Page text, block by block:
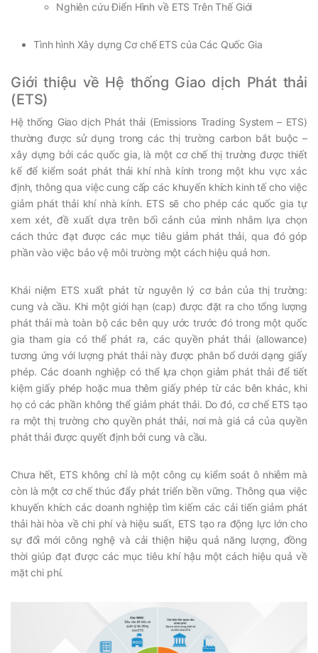
Nghiên cứu Điển Hình về ETS Trên Thế Giới
Tình hình Xây dựng Cơ chế ETS của Các Quốc Gia
Giới thiệu về Hệ thống Giao dịch Phát thải
(ETS)
Hệ thống Giao dịch Phát thải (Emissions Trading System – ETS)
thường được sử dụng trong các thị trường carbon bắt buộc –
xây dựng bởi các quốc gia, là một cơ chế thị trường được thiết
kế để kiểm soát phát thải khí nhà kính trong một khu vực xác
định, thông qua việc cung cấp các khuyến khích kinh tế cho việc
giảm phát thải khí nhà kính. ETS sẽ cho phép các quốc gia tự
xem xét, đề xuất dựa trên bối cảnh của mình nhằm lựa chọn
cách thức đạt được các mục tiêu giảm phát thải, qua đó góp
phần vào việc bảo vệ môi trường một cách hiệu quả hơn.
Khái niệm ETS xuất phát từ nguyên lý cơ bản của thị trường:
cung và cầu. Khi một giới hạn (cap) được đặt ra cho tổng lượng
phát thải mà toàn bộ các bên quy ước trước đó trong một quốc
gia tham gia có thể phát ra, các quyền phát thải (allowance)
tương ứng với lượng phát thải này được phân bổ dưới dạng giấy
phép. Các doanh nghiệp có thể lựa chọn giảm phát thải để tiết
kiệm giấy phép hoặc mua thêm giấy phép từ các bên khác, khi
họ có các phần không thể giảm phát thải. Do đó, cơ chế ETS tạo
ra một thị trường cho quyền phát thải, nơi mà giá cả của quyền
phát thải được quyết định bởi cung và cầu.
Chưa hết, ETS không chỉ là một công cụ kiểm soát ô nhiễm mà
còn là một cơ chế thúc đẩy phát triển bền vững. Thông qua việc
khuyến khích các doanh nghiệp tìm kiếm các cải tiến giảm phát
thải hài hòa về chi phí và hiệu suất, ETS tạo ra động lực lớn cho
sự đổi mới công nghệ và cải thiện hiệu quả năng lượng, đồng
thời giúp đạt được các mục tiêu khí hậu một cách hiệu quả về
mặt chi phí.